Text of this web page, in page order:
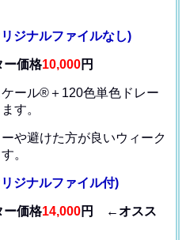
ジナルファイルなし)
価格10,000円
ール®＋120色単色ドレー
す。
や避けた方が良いウィーク
。
ジナルファイル付)
価格14,000円 ←オスス